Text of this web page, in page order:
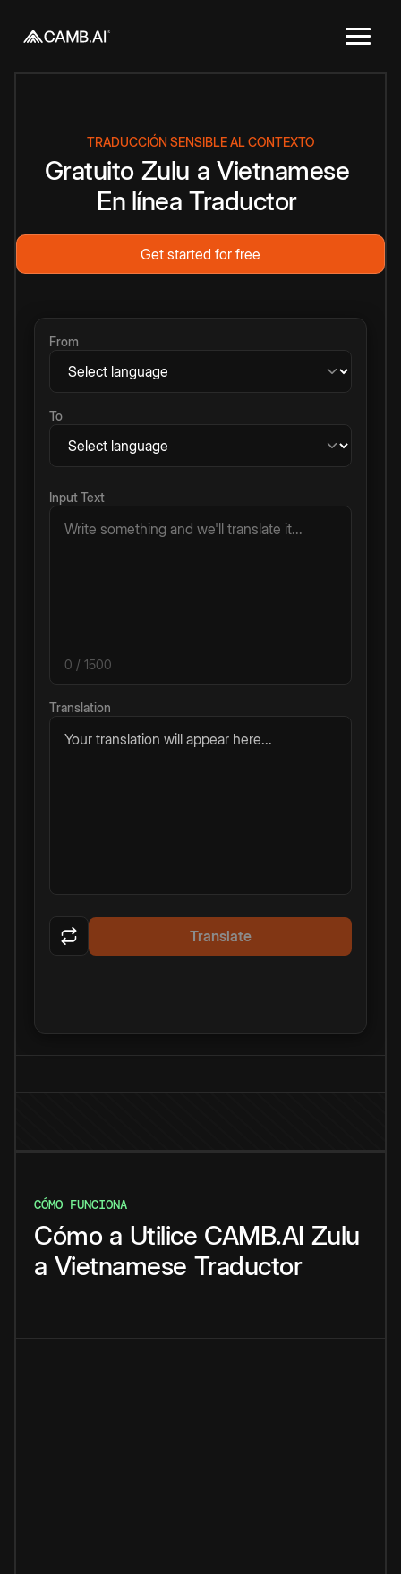
TRADUCCIÓN SENSIBLE AL CONTEXTO
Gratuito Zulu a Vietnamese
En línea Traductor
Get started for free
From
To
Input Text
0 / 1500
Translation
Your translation will appear here...
Translate
CÓMO FUNCIONA
Cómo a Utilice CAMB.AI Zulu
a Vietnamese Traductor